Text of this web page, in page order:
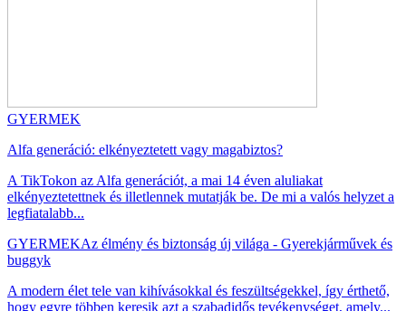
GYERMEK
Alfa generáció: elkényeztetett vagy magabiztos?
A TikTokon az Alfa generációt, a mai 14 éven aluliakat
elkényeztetettnek és illetlennek mutatják be. De mi a valós helyzet a
legfiatalabb...
GYERMEKAz élmény és biztonság új világa - Gyerekjárművek és
buggyk
A modern élet tele van kihívásokkal és feszültségekkel, így érthető,
hogy egyre többen keresik azt a szabadidős tevékenységet, amely...